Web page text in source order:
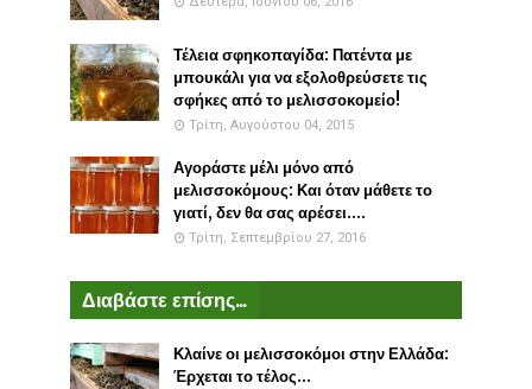
Τέλεια σφηκοπαγίδα: Πατέντα με
μπουκάλι για να εξολοθρεύσετε τις
σφήκες από το μελισσοκομείο!
Τρίτη, Αυγούστου 04, 2015
Αγοράστε μέλι μόνο από
μελισσοκόμους: Και όταν μάθετε το
γιατί, δεν θα σας αρέσει....
Τρίτη, Σεπτεμβρίου 27, 2016
Διαβάστε επίσης...
Κλαίνε οι μελισσοκόμοι στην Ελλάδα:
Έρχεται το τέλος...